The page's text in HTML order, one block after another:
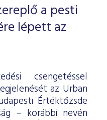
a pesti
lépett az
csengetéssel
az Urban
Értéktőzsde
– korábbi nevén